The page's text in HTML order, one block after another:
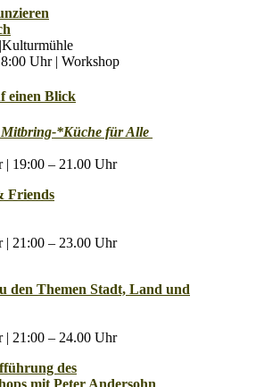
Uhr | Workshop
einen Blick
Mitbring-*Küche für Alle
| 19:00 – 21.00 Uhr
Friends
| 21:00 – 23.00 Uhr
den Themen Stadt, Land und
| 21:00 – 24.00 Uhr
des
mit Peter Andersohn